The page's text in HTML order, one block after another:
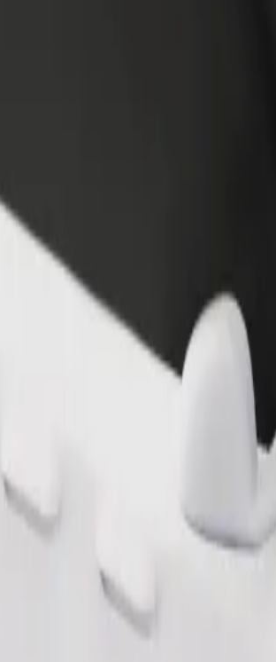
Square; Εξερεύνησε τις υπηρεσίες μας και